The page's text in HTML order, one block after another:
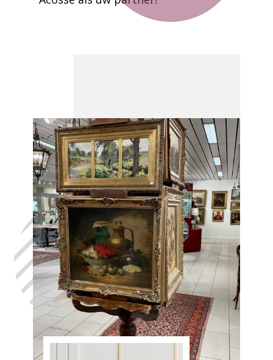
Laat uw huis
leegmaken
Acosse, in het
volste
vertrouwen,
met de hulp
van Antiek
Opkoper